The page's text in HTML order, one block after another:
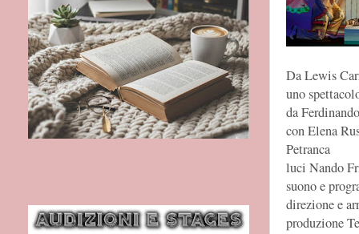
Da Lewis
uno
da
con Elena
Petranca
luci Nando
suono e
direzione e
produzione